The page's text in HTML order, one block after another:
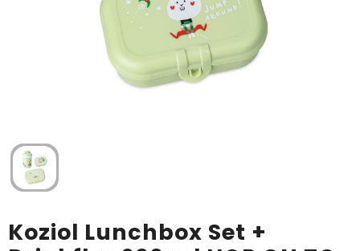
Verzorging & welness
Sinterklaas artikelen
Wijn, bier en proeverij
Zomerpakketten
Koziol Lunchbox Set +